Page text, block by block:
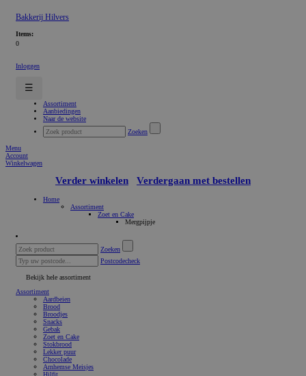
Bakkerij Hilvers
Items:
0
Inloggen
☰
Assortiment
Aanbiedingen
Naar de website
Zoeken
Menu
Account
Winkelwagen
Verder winkelen Verdergaan met bestellen
Home
Assortiment
Zoet en Cake
Mergpijpje
Zoeken
Postcodecheck
Bekijk hele assortiment
Assortiment
Aardbeien
Brood
Broodjes
Snacks
Gebak
Zoet en Cake
Stokbrood
Lekker puur
Chocolade
Arnhemse Meisjes
Hilfit